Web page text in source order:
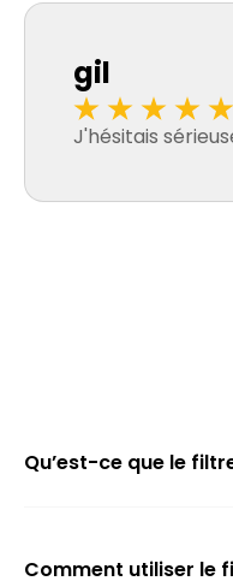
gil
J'hésitais
Qu’est-ce que le
Comment utiliser le